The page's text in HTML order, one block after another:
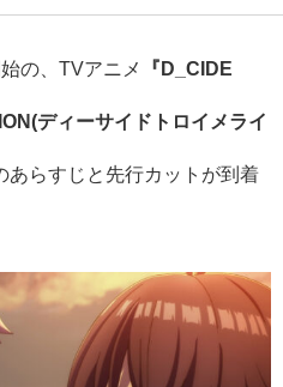
の、TVアニメ 『D_CIDE
ディーサイドトロイメライ
あらすじと先行カットが到着